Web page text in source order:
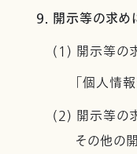
9. 開示等の求め
(1) 開示等の
「個人情
(2) 開示等の
その他の